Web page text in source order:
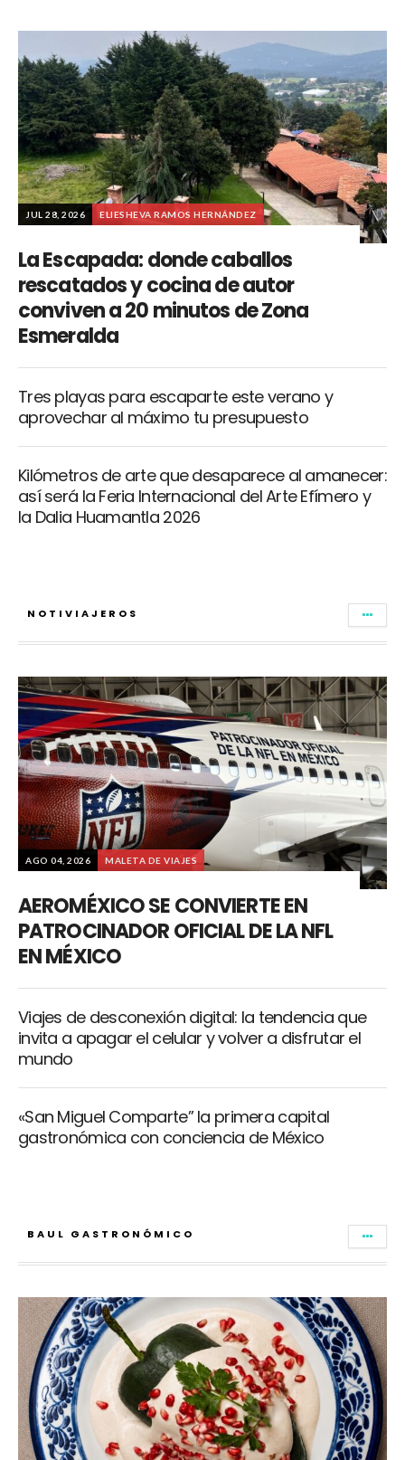
JUL 28, 2026 ELIESHEVA RAMOS HERNÁNDEZ
La Escapada: donde caballos
rescatados y cocina de autor
conviven a 20 minutos de Zona
Esmeralda
Tres playas para escaparte este verano y
aprovechar al máximo tu presupuesto
Kilómetros de arte que desaparece al amanecer:
así será la Feria Internacional del Arte Efímero y
la Dalia Huamantla 2026
NOTIVIAJEROS
AGO 04, 2026 MALETA DE VIAJES
AEROMÉXICO SE CONVIERTE EN
PATROCINADOR OFICIAL DE LA NFL
EN MÉXICO
Viajes de desconexión digital: la tendencia que
invita a apagar el celular y volver a disfrutar el
mundo
«San Miguel Comparte” la primera capital
gastronómica con conciencia de México
BAUL GASTRONÓMICO